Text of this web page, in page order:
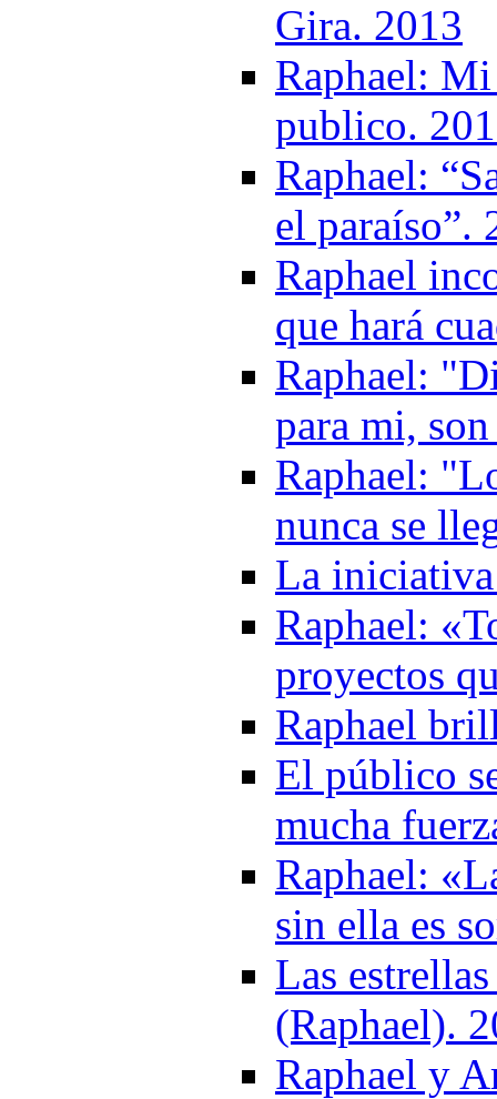
Gira. 2013
Raphael:
publico.
Raphael:
el paraíso”.
Raphael
que hará
Raphael:
para mi,
Raphael:
nunca se
La
Raphael:
proyectos
Raphael
El público
mucha
Raphael:
sin ella es
Las
(Raphael).
Raphael y